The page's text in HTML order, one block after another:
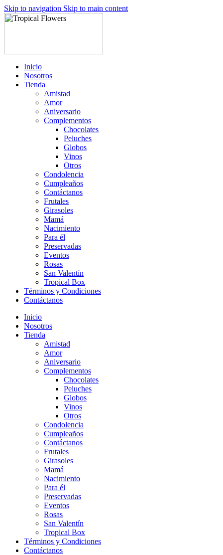
Skip to navigation Skip to main content
Inicio
Nosotros
Tienda
Amistad
Amor
Aniversario
Complementos
Chocolates
Peluches
Globos
Vinos
Otros
Condolencia
Cumpleaños
Contáctanos
Frutales
Girasoles
Mamá
Nacimiento
Para él
Preservadas
Eventos
Rosas
San Valentín
Tropical Box
Términos y Condiciones
Contáctanos
Inicio
Nosotros
Tienda
Amistad
Amor
Aniversario
Complementos
Chocolates
Peluches
Globos
Vinos
Otros
Condolencia
Cumpleaños
Contáctanos
Frutales
Girasoles
Mamá
Nacimiento
Para él
Preservadas
Eventos
Rosas
San Valentín
Tropical Box
Términos y Condiciones
Contáctanos